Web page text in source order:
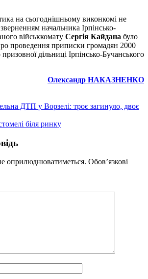
на сьогоднішньому виконкомі не
начальника Ірпінсько-
військкомату Сергія Кайдана було
проведення приписки громадян 2000
дільниці Ірпінсько-Бучанського
Олександр НАКАЗНЕНКО
ДТП у Ворзелі: троє загинуло, двоє
біля ринку
оприлюднюватиметься. Обов’язкові